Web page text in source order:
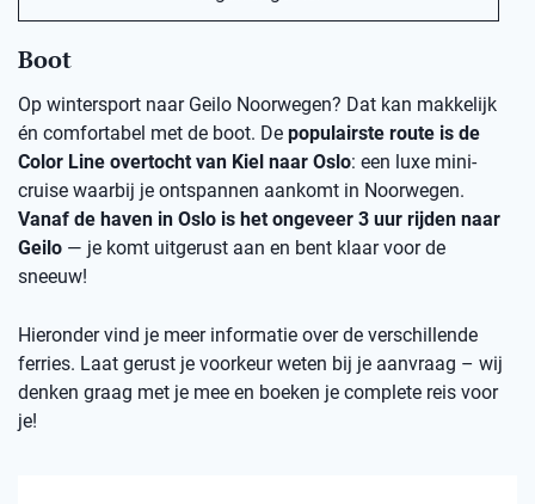
Boot
Op wintersport naar Geilo Noorwegen? Dat kan makkelijk
én comfortabel met de boot. De populairste route is de
Color Line overtocht van Kiel naar Oslo: een luxe mini-
cruise waarbij je ontspannen aankomt in Noorwegen.
Vanaf de haven in Oslo is het ongeveer 3 uur rijden naar
Geilo — je komt uitgerust aan en bent klaar voor de
sneeuw!
Hieronder vind je meer informatie over de verschillende
ferries. Laat gerust je voorkeur weten bij je aanvraag – wij
denken graag met je mee en boeken je complete reis voor
je!